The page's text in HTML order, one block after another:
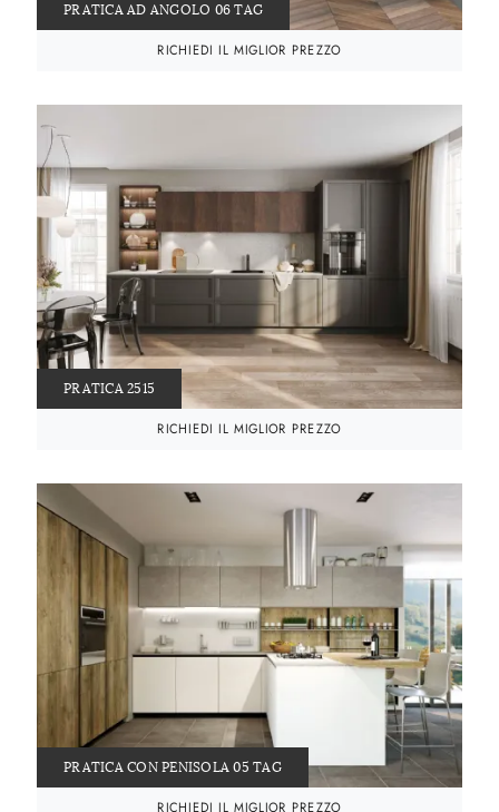
PRATICA AD ANGOLO 06 TAG
RICHIEDI IL MIGLIOR PREZZO
PRATICA 2515
RICHIEDI IL MIGLIOR PREZZO
PRATICA CON PENISOLA 05 TAG
RICHIEDI IL MIGLIOR PREZZO